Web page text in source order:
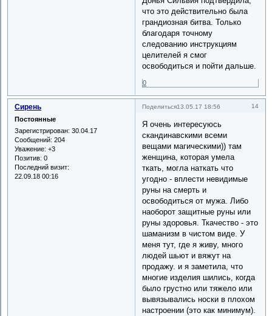
что это действительно была
грандиозная битва. Только
благодаря точному
следованию инструкциям
целителей я смог
освободиться и пойти дальше.
0
Поделиться 14
13.05.17 18:56
Сирень
Постоянные
Зарегистрирован: 30.04.17
Сообщений: 204
Уважение: +3
Позитив: 0
Последний визит:
22.09.18 00:16
Я очень интересуюсь
скандинавскими всеми
вещами магическими)) там
женщина, которая умела
ткать, могла наткать что
угодно - вплести невидимые
руны на смерть и
освободиться от мужа. Либо
наоборот защитные руны или
руны здоровья. Ткачество - это
шаманизм в чистом виде. У
меня тут, где я живу, много
людей шьют и вяжут на
продажу. и я заметила, что
многие изделия шились, когда
было грустно или тяжело или
вывязывались носки в плохом
настроении (это как минимум).